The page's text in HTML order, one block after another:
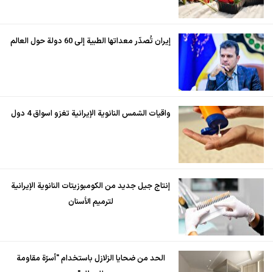
إيران تُصدّر معداتها الطبية إلى 60 دولة حول العالم
واقيات الشمس النانوية الإيرانية تغزو اسواق 4 دول
إنتاج جيل جديد من الكومبوزيتات النانوية الإيرانية
لترميم الأسنان
الحد من ضحايا الزلازل باستخدام "أسرّة مقاومة